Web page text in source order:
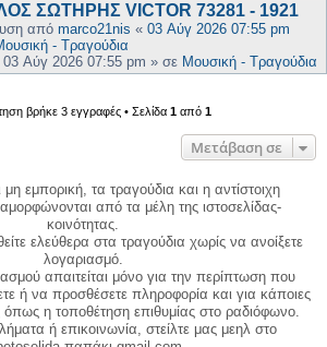
ΣΩΤΗΡΗΣ VICTOR 73281 - 1921
από marco21nis « 03 Αύγ 2026 07:55 pm
- Τραγούδια
03 Αύγ 2026 07:55 pm » σε Μουσική - Τραγούδια
βρήκε 3 εγγραφές • Σελίδα 1 από 1
Μετάβαση σε
μη εμπορική, τα τραγούδια και η αντίστοιχη
από τα μέλη της ιστοσελίδας-
κοινότητας.
ελεύθερα στα τραγούδια χωρίς να ανοίξετε
λογαριασμό.
απαιτείται μόνο για την περίπτωση που
ή να προσθέσετε πληροφορία και για κάποιες
όπως η τοποθέτηση επιθυμίας στο ραδιόφωνο.
ή επικοινωνία, στείλτε μας μεηλ στο